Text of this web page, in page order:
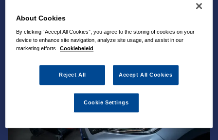
About Cookies
By clicking “Accept All Cookies”, you agree to the storing of cookies on your
device to enhance site navigation, analyze site usage, and assist in our
marketing efforts.
Cookiebeleid
Reject All Accept All Cookies
Cookie Settings